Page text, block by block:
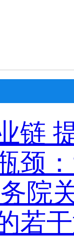
链
颈
院
若